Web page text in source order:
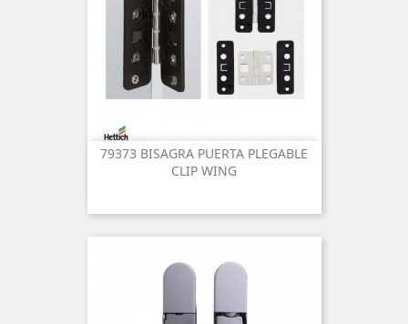
79373 BISAGRA PUERTA PLEGABLE
CLIP WING